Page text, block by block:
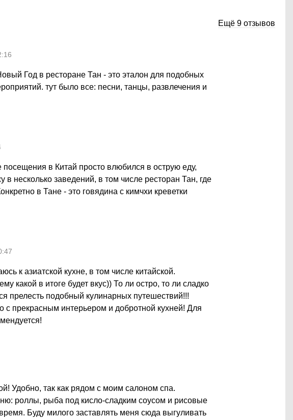
Ещё 9 отзывов
Год в ресторане Тан - это эталон для подобных
тут было все: песни, танцы, развлечения и
в Китай просто влюбился в острую еду,
несколько заведений, в том числе ресторан Тан, где
в Тане - это говядина с кимчхи креветки
к азиатской кухне, в том числе китайской.
какой в итоге будет вкус)) То ли остро, то ли сладко
прелесть подобный кулинарных путешествий!!!
с прекрасным интерьером и добротной кухней! Для
Удобно, так как рядом с моим салоном спа.
роллы, рыба под кисло-сладким соусом и рисовые
Буду милого заставлять меня сюда выгуливать